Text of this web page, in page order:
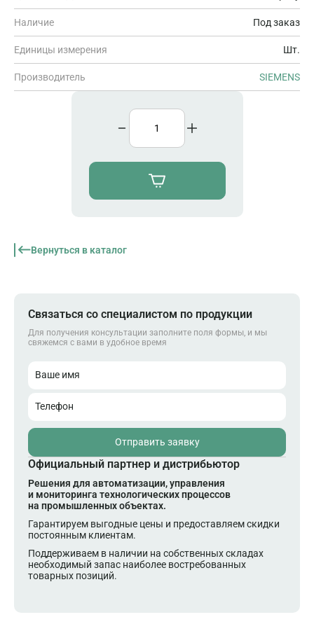
Наличие Под заказ
Единицы измерения Шт.
Производитель SIEMENS
Вернуться в каталог
Связаться со специалистом по продукции
Для получения консультации заполните поля формы, и мы
свяжемся с вами в удобное время
Ваше имя
Телефон
Отправить заявку
Официальный партнер и дистрибьютор
Решения для автоматизации, управления
и мониторинга технологических процессов
на промышленных объектах.
Гарантируем выгодные цены и предоставляем скидки
постоянным клиентам.
Поддерживаем в наличии на собственных складах
необходимый запас наиболее востребованных
товарных позиций.